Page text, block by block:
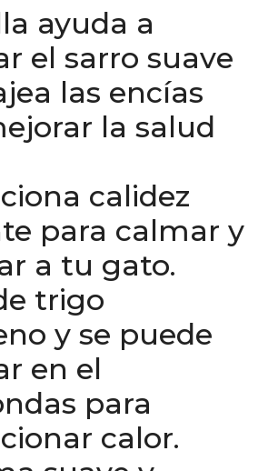
ayuda a
el sarro suave
las encías
la salud
calidez
para calmar y
a tu gato.
trigo
y se puede
en el
para
calor.